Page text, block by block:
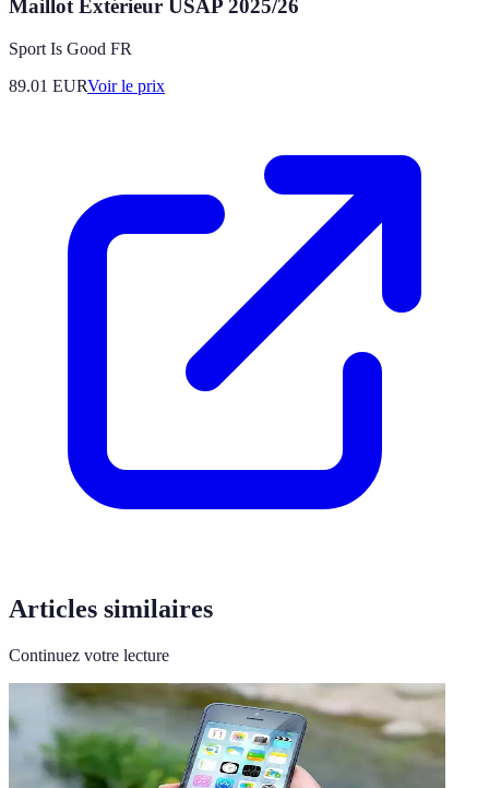
Maillot Extérieur USAP 2025/26
Sport Is Good FR
89.01 EURVoir le prix
Articles similaires
Continuez votre lecture